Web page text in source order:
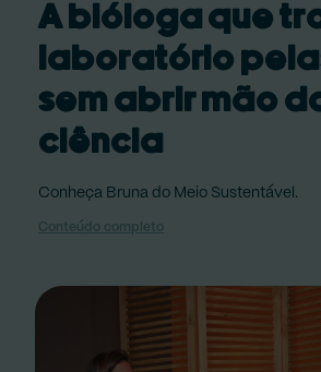
A bióloga que
laboratório
sem abrir mão
ciência
Conheça Bruna do Meio Sustentável.
Conteúdo completo